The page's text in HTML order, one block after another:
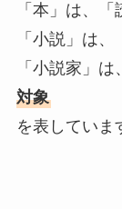
「本」は、
「小説」は
「小説家」
対象
を表していま